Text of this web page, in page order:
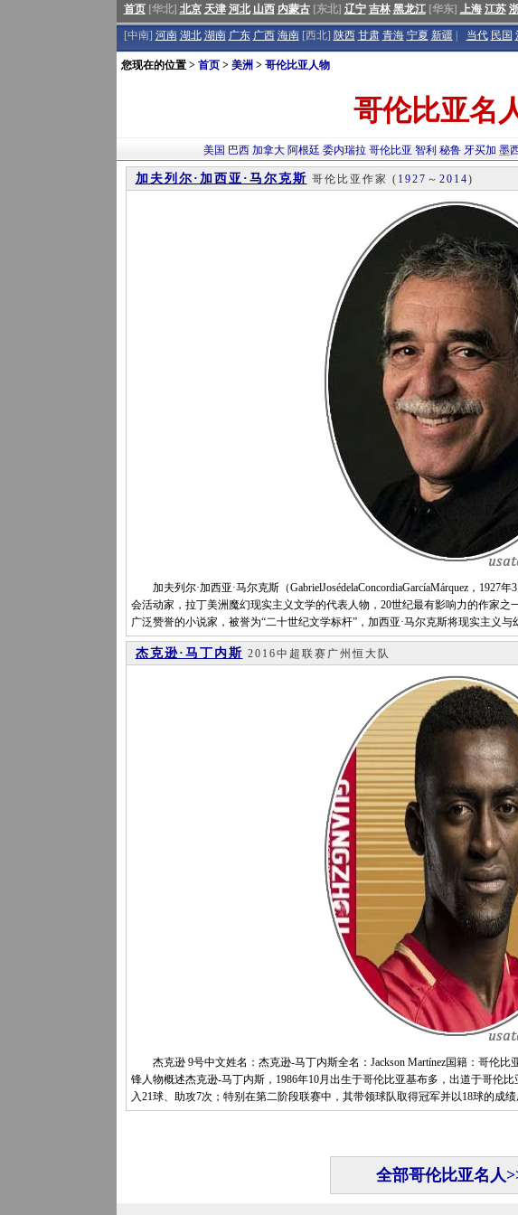
首页[华北] 北京 天津 河北 山西 内蒙古[东北] 辽宁 吉林 黑龙江[华东] 上海 江苏
[中南] 河南 湖北 湖南 广东 广西 海南[西北] 陕西 甘肃 青海 宁夏 新疆 当代 民国
您现在的位置 > 首页> 美洲 > 哥伦比亚人物
哥伦比亚名
美国 巴西 加拿大 阿根廷 委内瑞拉 哥伦比亚 智利 秘鲁 牙买加 墨
加夫列尔·加西亚·马尔克斯 哥伦比亚作家 ( 1927 ～ 2014)
加夫列尔·加西亚·马尔克斯（GabrielJosédelaConcordiaGarcíaMárquez，1927
会活动家，拉丁美洲魔幻现实主义文学的代表人物，20世纪最有影响力的作家之
广泛赞誉的小说家，被誉为“二十世纪文学标杆”，加西亚·马尔克斯将现实主义
杰克逊·马丁内斯 2016中超联赛广州恒大队
杰克逊 9号中文姓名：杰克逊-马丁内斯全名：Jackson Martínez国籍：哥伦比
锋人物概述杰克逊-马丁内斯，1986年10月出生于哥伦比亚基布多，出道于哥伦
入21球、助攻7次；特别在第二阶段联赛中，其带领球队取得冠军并以18球的
全部哥伦比亚名人